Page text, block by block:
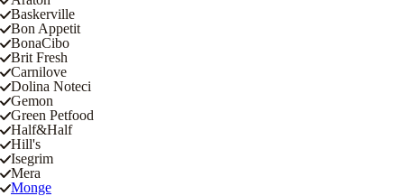
Baskerville
Bon Appetit
BonaCibo
Brit Fresh
Carnilove
Dolina Noteci
Gemon
Green Petfood
Half&Half
Hill's
Isegrim
Mera
Monge